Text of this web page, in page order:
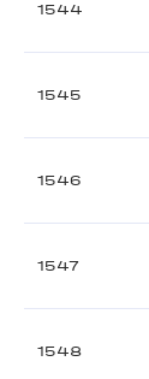
1544
1545
1546
1547
1548